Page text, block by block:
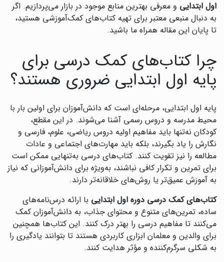
اول ابتدایی و معرفی بهترین منابع موجود در بازار می‌پردازیم. اگر
به دنبال منبعی معتبر برای تهیه کتاب‌های کمک‌آموزشی هستید،
تا پایان این مقاله همراه ما باشید.
چرا کتاب‌های کمک درسی برای
پایه اول ابتدایی ضروری هستند؟
پایه اول ابتدایی، مرحله‌ای است که دانش‌آموزان برای اولین بار با
محیط مدرسه و دروس رسمی آشنا می‌شوند. در این مقطع،
کودکان نه‌تنها باید مفاهیم اولیه دروس ریاضی، علوم، فارسی و
نگارش را یاد بگیرند، بلکه باید مهارت‌های اجتماعی و عادات
مطالعه را نیز تقویت کنند. کتاب‌های درسی به‌تنهایی ممکن است
برای تمرین و تکرار کافی نباشند، به‌ویژه برای دانش‌آموزانی که نیاز
به آموزش عمیق‌تر یا روش‌های خلاقانه‌تر دارند.
کتاب‌های کمک درسی دوره اول ابتدایی با ارائه درس‌نامه‌های
ساده، تمرین‌های متنوع و محتوای جذاب، به دانش‌آموزان کمک
می‌کنند تا مفاهیم درسی را بهتر درک کنند. این کتاب‌ها همچنین
برای والدین و معلمان ابزاری کاربردی هستند تا بتوانند یادگیری را
به شکلی سرگرم‌کننده و مؤثر هدایت کنند.